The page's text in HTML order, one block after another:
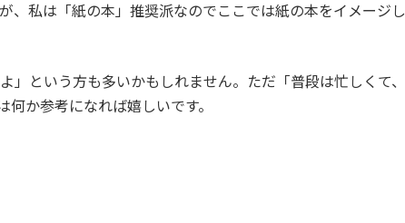
、私は「紙の本」推奨派なのでここでは紙の本をイメージし
」という方も多いかもしれません。ただ「普段は忙しくて、
か参考になれば嬉しいです。